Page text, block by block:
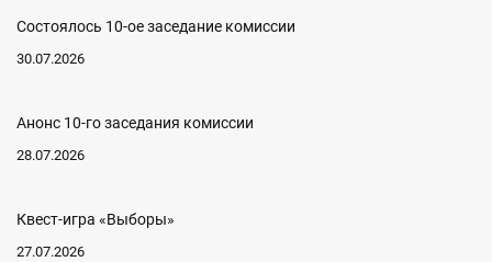
Состоялось 10-ое заседание комиссии
30.07.2026
Анонс 10-го заседания комиссии
28.07.2026
Квест-игра «Выборы»
27.07.2026